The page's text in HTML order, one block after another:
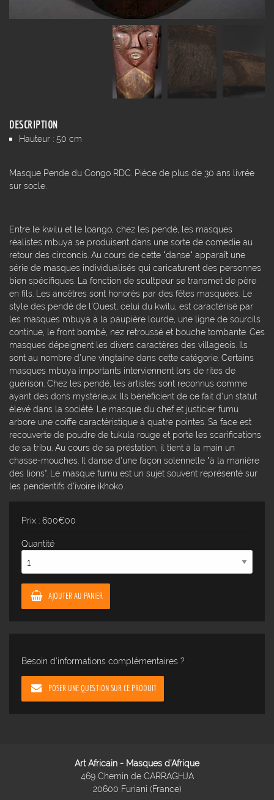
DESCRIPTION
Hauteur : 50 cm
Masque Pende du Congo RDC. Pièce de plus de 30 ans livrée
sur socle.
Entre le kwilu et le loango, chez les pendé, les masques
réalistes mbuya se produisent dans une sorte de comédie au
retour des circoncis. Au cours de cette "danse" apparaît une
série de masques individualisés qui caricaturent des personnes
bien spécifiques. La fonction de scultpeur se transmet de père
en fils. Les ancêtres sont honorés par des fêtes masquées. Le
style des pendé de l'Ouest, celui du kwilu, est caractérisé par
les masques mbuya à la paupière lourde, une ligne de sourcils
continue, le front bombé, nez retroussé et bouche tombante. Ces
masques dépeignent les divers caractères des villageois. Ils
sont au nombre d'une vingtaine dans cette catégorie. Certains
masques mbuya importants interviennent lors de rites de
guérison. Chez les pendé, les artistes sont reconnus comme
ayant des dons mystérieux. Ils bénéficient de ce fait d'un statut
élevé dans la société. Le masque du chef et justicier fumu
arbore une coiffe caractéristique à quatre pointes. Sa face est
recouverte de poudre de tukula rouge et porte les scarifications
de sa tribu. Au cours de sa préstation, il tient à la main un
chasse-mouches. Il danse d'une façon solennelle "à la manière
des lions". Le masque fumu est un sujet souvent représenté sur
les pendentifs d'ivoire ikhoko.
Prix : 600€00
Quantité
AJOUTER AU PANIER
Besoin d'informations complémentaires ?
POSER UNE QUESTION SUR CE PRODUIT
Art Africain - Masques d'Afrique
469 Chemin de CARRAGHJA
20600 Furiani (France)